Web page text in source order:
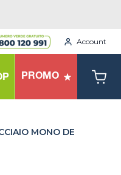
Account
PROMO
MONO DE